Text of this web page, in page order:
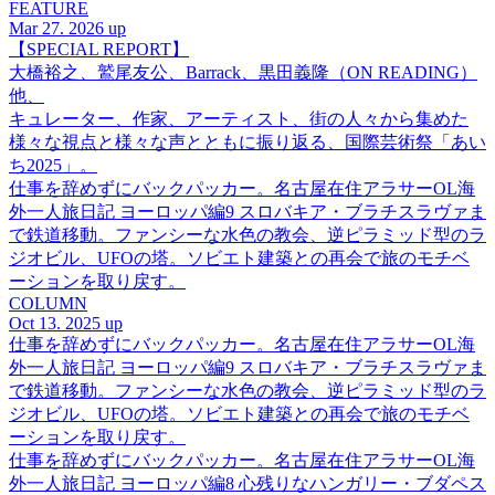
FEATURE
Mar 27. 2026 up
【SPECIAL REPORT】
大橋裕之、鷲尾友公、Barrack、黒田義隆（ON READING）
他、
キュレーター、作家、アーティスト、街の人々から集めた
様々な視点と様々な声とともに振り返る、国際芸術祭「あい
ち2025」。
仕事を辞めずにバックパッカー。名古屋在住アラサーOL海
外一人旅日記 ヨーロッパ編9 スロバキア・ブラチスラヴァま
で鉄道移動。ファンシーな水色の教会、逆ピラミッド型のラ
ジオビル、UFOの塔。ソビエト建築との再会で旅のモチベ
ーションを取り戻す。
COLUMN
Oct 13. 2025 up
仕事を辞めずにバックパッカー。名古屋在住アラサーOL海
外一人旅日記 ヨーロッパ編9 スロバキア・ブラチスラヴァま
で鉄道移動。ファンシーな水色の教会、逆ピラミッド型のラ
ジオビル、UFOの塔。ソビエト建築との再会で旅のモチベ
ーションを取り戻す。
仕事を辞めずにバックパッカー。名古屋在住アラサーOL海
外一人旅日記 ヨーロッパ編8 心残りなハンガリー・ブダペス